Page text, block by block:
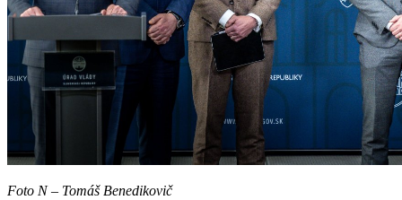
Foto N – Tomáš Benedikovič